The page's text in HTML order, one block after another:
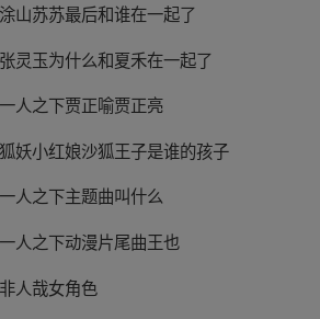
涂山苏苏最后和谁在一起了
张灵玉为什么和夏禾在一起了
一人之下贾正喻贾正亮
狐妖小红娘沙狐王子是谁的孩子
一人之下主题曲叫什么
一人之下动漫片尾曲王也
非人哉女角色